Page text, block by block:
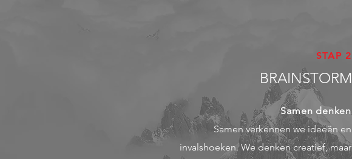
STAP 2
BRAINSTORM
Samen denken
Samen verkennen we ideeën en
invalshoeken. We denken creatief, maar